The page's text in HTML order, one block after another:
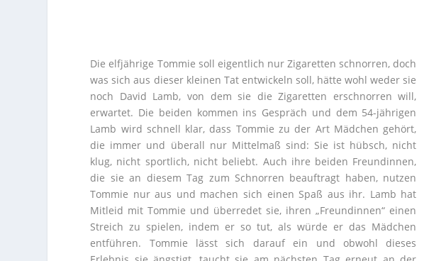
Die elfjährige Tommie soll eigentlich nur Zigaretten schnorren, doch
was sich aus dieser kleinen Tat entwickeln soll, hätte wohl weder sie
noch David Lamb, von dem sie die Zigaretten erschnorren will,
erwartet. Die beiden kommen ins Gespräch und dem 54-jährigen
Lamb wird schnell klar, dass Tommie zu der Art Mädchen gehört,
die immer und überall nur Mittelmaß sind: Sie ist hübsch, nicht
klug, nicht sportlich, nicht beliebt. Auch ihre beiden Freundinnen,
die sie an diesem Tag zum Schnorren beauftragt haben, nutzen
Tommie nur aus und machen sich einen Spaß aus ihr. Lamb hat
Mitleid mit Tommie und überredet sie, ihren „Freundinnen“ einen
Streich zu spielen, indem er so tut, als würde er das Mädchen
entführen. Tommie lässt sich darauf ein und obwohl dieses